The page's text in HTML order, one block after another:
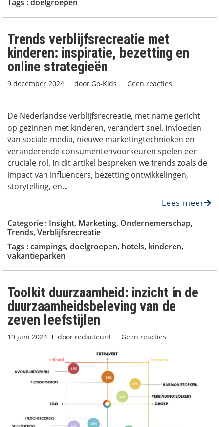
Tags :doelgroepen
Trends verblijfsrecreatie met
kinderen: inspiratie, bezetting en
online strategieën
9 december 2024 door Go-Kids Geen reacties
De Nederlandse verblijfsrecreatie, met name gericht
op gezinnen met kinderen, verandert snel. Invloeden
van sociale media, nieuwe marketingtechnieken en
veranderende consumentenvoorkeuren spelen een
cruciale rol. In dit artikel bespreken we trends zoals de
impact van influencers, bezetting ontwikkelingen,
storytelling, en...
Lees meer
Categorie : Insight, Marketing, Ondernemerschap,
Trends, Verblijfsrecreatie
Tags :campings, doelgroepen, hotels, kinderen,
vakantieparken
Toolkit duurzaamheid: inzicht in de
duurzaamheidsbeleving van de
zeven leefstijlen
19 juni 2024 door redacteur4 Geen reacties